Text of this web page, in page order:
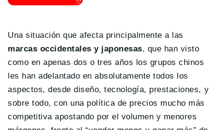
Una situación que afecta principalmente a las
marcas occidentales y japonesas, que han visto
como en apenas dos o tres años los grupos chinos
les han adelantado en absolutamente todos los
aspectos, desde diseño, tecnología, prestaciones, y
sobre todo, con una política de precios mucho más
competitiva apostando por el volumen y menores